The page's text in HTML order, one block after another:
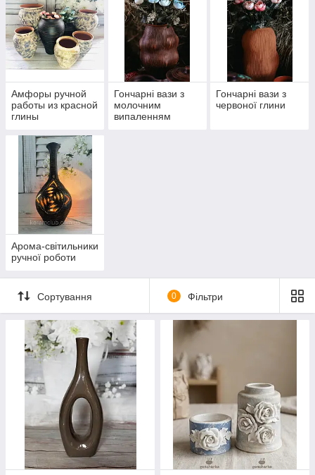
Амфоры ручной
работы из красной
глины
Гончарні вази з
молочним
випаленням
Гончарні вази з
червоної глини
Арома-світильники
ручної роботи
Сортування 0 Фільтри